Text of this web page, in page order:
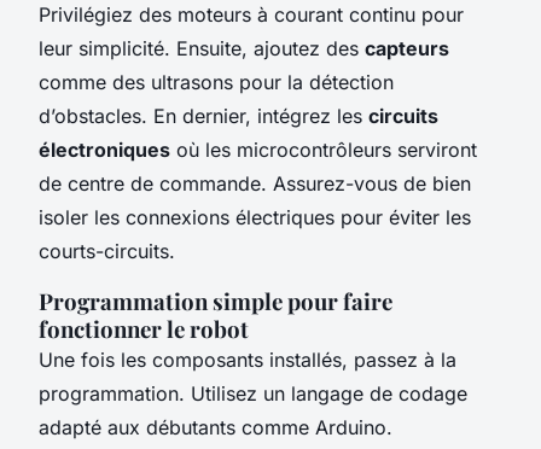
Privilégiez des moteurs à courant continu pour
leur simplicité. Ensuite, ajoutez des capteurs
comme des ultrasons pour la détection
d’obstacles. En dernier, intégrez les circuits
électroniques où les microcontrôleurs serviront
de centre de commande. Assurez-vous de bien
isoler les connexions électriques pour éviter les
courts-circuits.
Programmation simple pour faire
fonctionner le robot
Une fois les composants installés, passez à la
programmation. Utilisez un langage de codage
adapté aux débutants comme Arduino.